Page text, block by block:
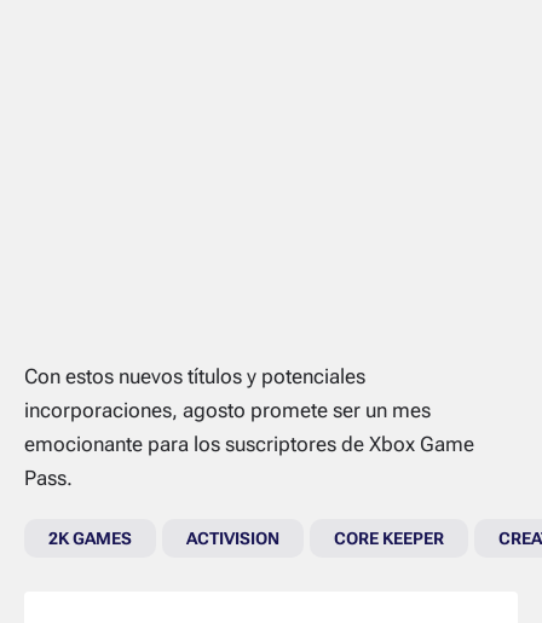
Con estos nuevos títulos y potenciales
incorporaciones, agosto promete ser un mes
emocionante para los suscriptores de Xbox Game
Pass.
2K GAMES ACTIVISION CORE KEEPER